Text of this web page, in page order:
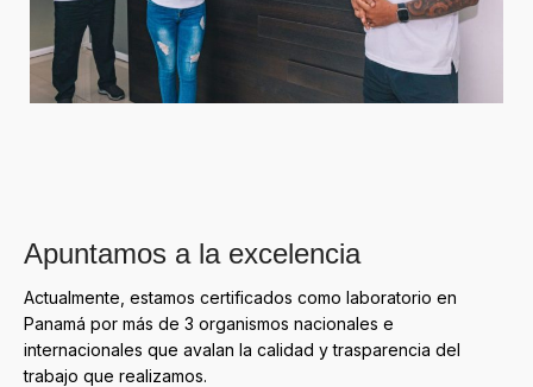
Apuntamos a la excelencia
Actualmente, estamos certificados como laboratorio en
Panamá por más de 3 organismos nacionales e
internacionales que avalan la calidad y trasparencia del
trabajo que realizamos.